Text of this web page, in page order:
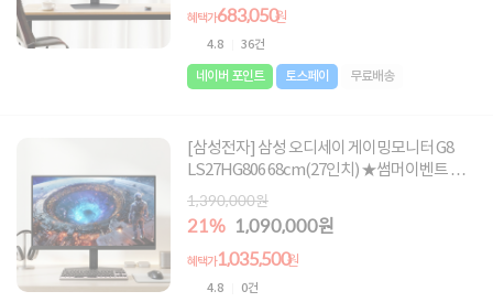
혜택가683,050원
4.8 36건
네이버 포인트 토스페이 무료배송
[삼성전자] 삼성 오디세이 게이밍모니터 G8
LS27HG806 68cm(27인치) ★썸머이벤트 최
대혜택가 1,035,500원★
1,390,000원
21% 1,090,000원
혜택가1,035,500원
4.8 0건